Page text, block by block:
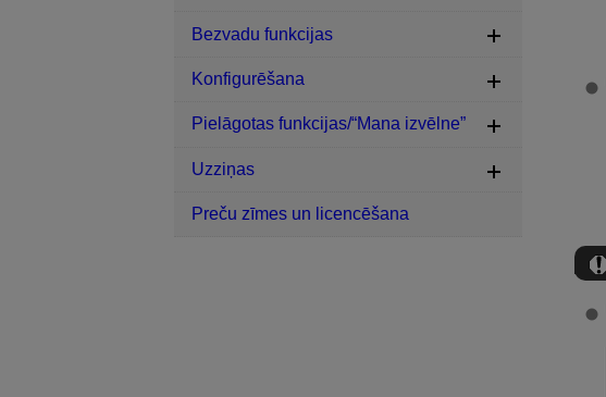
Bezvadu funkcijas
Konfigurēšana
Pielāgotas funkcijas/“Mana izvēlne”
Uzziņas
Preču zīmes un licencēšana